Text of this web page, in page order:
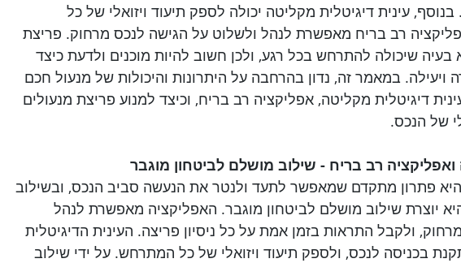
עינית דיגיטלית מקליטה יכולה לספק תיעוד ויזואלי של כל
רב בריח מאפשרת לנהל ולשלוט על הגישה לנכס מרחוק. פריצת
בעיה שיכולה להתרחש בכל רגע, ולכן חשוב להיות מוכנים ולדעת כיצד
ויעילה. במאמר זה, נדון בהרחבה על היתרונות והיכולות של מנעול חכם
דיגיטלית מקליטה, אפליקציה רב בריח, וכיצד למנוע פריצת מנעולים
של הנכס.
ואפליקציה רב בריח - שילוב מושלם לביטחון מוגבר
היא פתרון מתקדם שמאפשר לתעד ולנטר את הנעשה סביב הנכס, ובשילוב
יוצרת שילוב מושלם לביטחון מוגבר. האפליקציה מאפשרת לנהל
ולקבל התראות בזמן אמת על כל ניסיון פריצה. העינית הדיגיטלית
בכניסה לנכס, ולספק תיעוד ויזואלי של כל המתרחש. על ידי שילוב